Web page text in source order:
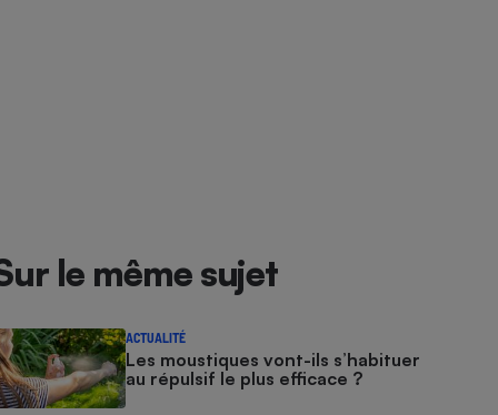
le même sujet
ACTUALITÉ
Les moustiques vont-ils s’habituer
au répulsif le plus efficace ?